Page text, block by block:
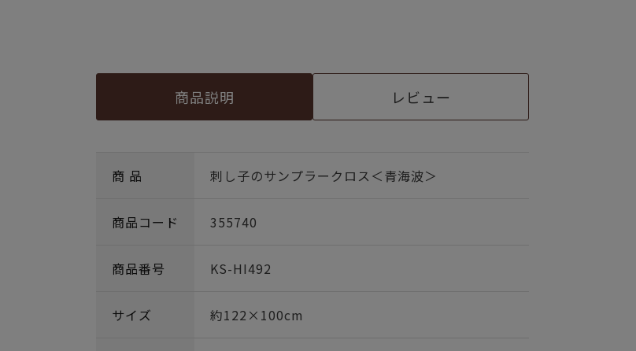
商品説明 レビュー
商 品 刺し子のサンプラークロス＜青海波＞
商品コード 355740
商品番号 KS-HI492
サイズ 約122×100cm